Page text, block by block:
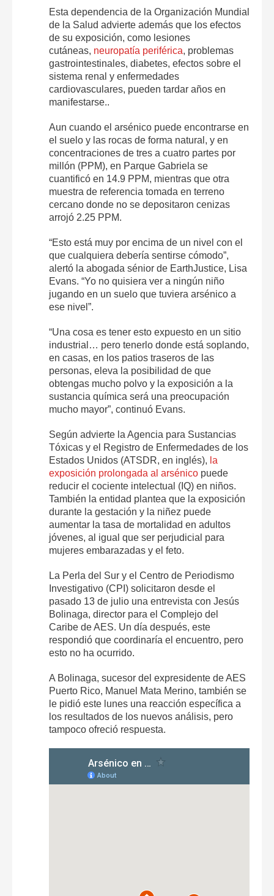
Esta dependencia de la Organización Mundial
de la Salud advierte además que los efectos
de su exposición, como lesiones
cutáneas, neuropatía periférica, problemas
gastrointestinales, diabetes, efectos sobre el
sistema renal y enfermedades
cardiovasculares, pueden tardar años en
manifestarse..
Aun cuando el arsénico puede encontrarse en
el suelo y las rocas de forma natural, y en
concentraciones de tres a cuatro partes por
millón (PPM), en Parque Gabriela se
cuantificó en 14.9 PPM, mientras que otra
muestra de referencia tomada en terreno
cercano donde no se depositaron cenizas
arrojó 2.25 PPM.
“Esto está muy por encima de un nivel con el
que cualquiera debería sentirse cómodo”,
alertó la abogada sénior de EarthJustice, Lisa
Evans. “Yo no quisiera ver a ningún niño
jugando en un suelo que tuviera arsénico a
ese nivel”.
“Una cosa es tener esto expuesto en un sitio
industrial… pero tenerlo donde está soplando,
en casas, en los patios traseros de las
personas, eleva la posibilidad de que
obtengas mucho polvo y la exposición a la
sustancia química será una preocupación
mucho mayor”, continuó Evans.
Según advierte la Agencia para Sustancias
Tóxicas y el Registro de Enfermedades de los
Estados Unidos (ATSDR, en inglés), la
exposición prolongada al arsénico puede
reducir el cociente intelectual (IQ) en niños.
También la entidad plantea que la exposición
durante la gestación y la niñez puede
aumentar la tasa de mortalidad en adultos
jóvenes, al igual que ser perjudicial para
mujeres embarazadas y el feto.
La Perla del Sur y el Centro de Periodismo
Investigativo (CPI) solicitaron desde el
pasado 13 de julio una entrevista con Jesús
Bolinaga, director para el Complejo del
Caribe de AES. Un día después, este
respondió que coordinaría el encuentro, pero
esto no ha ocurrido.
A Bolinaga, sucesor del expresidente de AES
Puerto Rico, Manuel Mata Merino, también se
le pidió este lunes una reacción específica a
los resultados de los nuevos análisis, pero
tampoco ofreció respuesta.